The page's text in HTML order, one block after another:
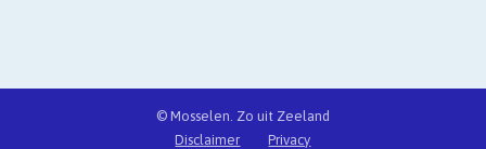
© Mosselen. Zo uit Zeeland
Disclaimer
Privacy